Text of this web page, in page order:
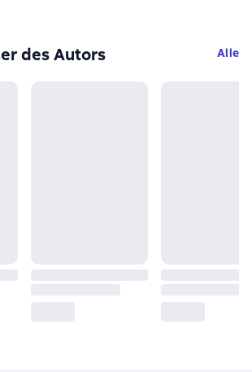
des Autors Alle